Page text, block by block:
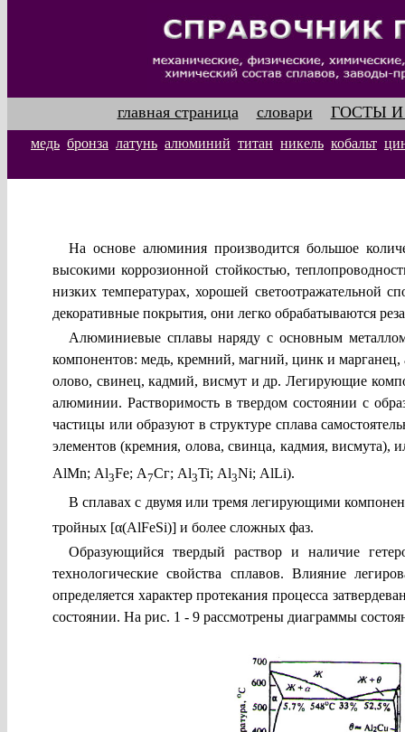
главная страница словари ГОСТЫ
медь бронза латунь алюминий титан никель кобальт
На основе алюминия производится большое
высокими коррозионной стойкостью,
низких температурах, хо­рошей светоотражательной
декоративные покрытия, они легко обрабатываются
Алюминиевые сплавы наряду с основным
компонентов: медь, кремний, магний, цинк и марганец,
олово, свинец, кадмий, висмут и др. Легирующие
алюминии. Растворимость в твердом состоянии с
частицы или образуют в структуре сплава
эле­ментов (кремния, олова, свинца, кадмия,
АlMn; Al3Fe; А7Сг; Al3Ti; Al3Ni; AlLi).
В сплавах с двумя илитремя легирующими
тройных [α(AlFeSi)] и более сложных фаз.
Образующийся твердый раствор и наличие
технологические свойства сплавов. Влияние
определяется характер проте­кания процесса
состоянии. На рис. 1 - 9 рассмотрены диаграммы